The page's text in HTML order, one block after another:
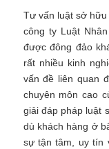
Tư vấn luật sở
công ty Luật
được đông đảo
rất nhiều kinh
vấn đề liên quan
chuyên môn cao
giải đáp pháp luật
dù khách hàng ở
sự tận tâm, uy tín